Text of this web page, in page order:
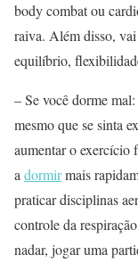
body combat ou
raiva. Além disso,
equilíbrio,
– Se você dorme
mesmo que se sinta
aumentar o exercício
a dormirmais
praticar disciplinas
controle da
nadar, jogar uma